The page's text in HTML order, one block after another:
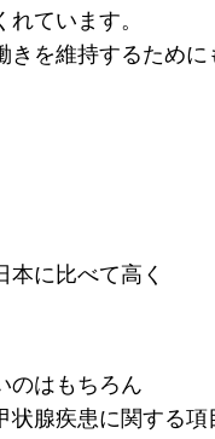
ています。
を維持するために
本に比べて高く
のはもちろん
腺疾患に関する項